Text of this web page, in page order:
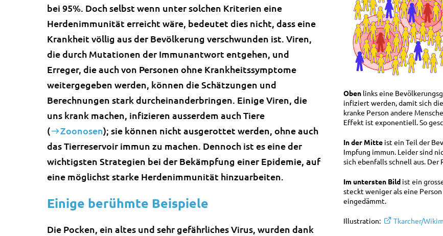
Oben links eine
infiziert werden, damit sich
kranke Person andere
Effekt ist exponentiell. So
In der Mitte ist ein Teil der
Impfung immun. Leider sind
sich ebenfalls schnell aus. Der
Im untersten Bild ist ein
steckt weniger als eine
eingedämmt.
Illustration: Tkarcher/
bei 95%. Doch selbst wenn unter solchen Kriterien eine
Herdenimmunität erreicht wäre, bedeutet dies nicht, dass eine
Krankheit völlig aus der Bevölkerung verschwunden ist. Viren,
die durch Mutationen der Immunantwort entgehen, und
Erreger, die auch von Personen ohne Krankheitssymptome
weitergegeben werden, können die Schätzungen und
Berechnungen stark durcheinanderbringen. Einige Viren, die
uns krank machen, infizieren ausserdem auch Tiere
(
Zoonosen); sie können nicht ausgerottet werden, ohne auch
das Tierreservoir immun zu machen. Dennoch ist es eine der
wichtigsten Strategien bei der Bekämpfung einer Epidemie, auf
eine möglichst starke Herdenimmunität hinzuarbeiten.
Einige berühmte Beispiele
Die Pocken, ein altes und sehr gefährliches Virus, wurden dank